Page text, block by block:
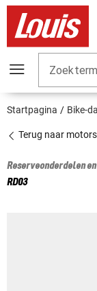
Zoekterm
Startpagina Bike-
Terug naar
Reserveonderdelen
RD03